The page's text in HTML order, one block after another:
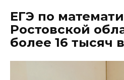
ЕГЭ по
Ростовской
более 16 тысяч